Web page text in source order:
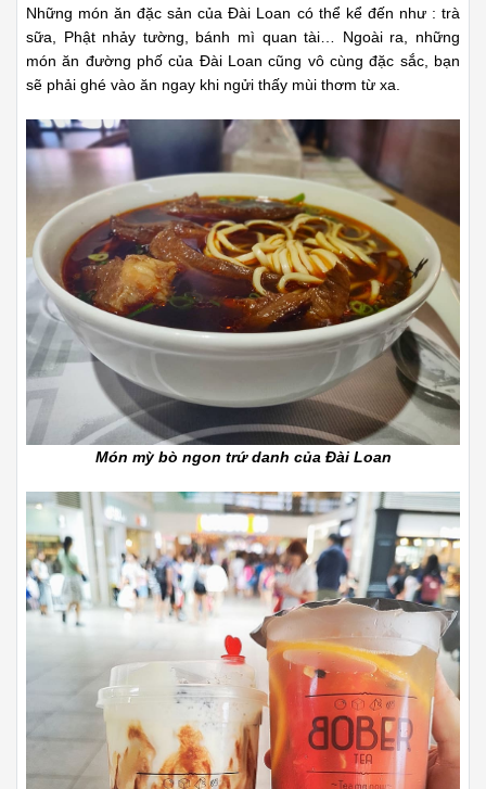
Những món ăn đặc sản của Đài Loan có thể kể đến như : trà
sữa, Phật nhảy tường, bánh mì quan tài… Ngoài ra, những
món ăn đường phố của Đài Loan cũng vô cùng đặc sắc, bạn
sẽ phải ghé vào ăn ngay khi ngửi thấy mùi thơm từ xa.
Món mỳ bò ngon trứ danh của Đài Loan